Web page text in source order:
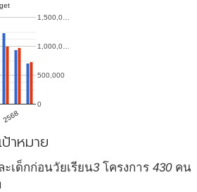
2568
0
500,000
1,000,0…
1,500,0…
าหมาย
ะเด็กก่อนวัยเรียน3โครงการ 430คน